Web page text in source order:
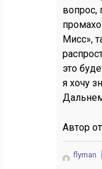
вопрос,
Мисс»,
это
я хочу
Автор
flyman